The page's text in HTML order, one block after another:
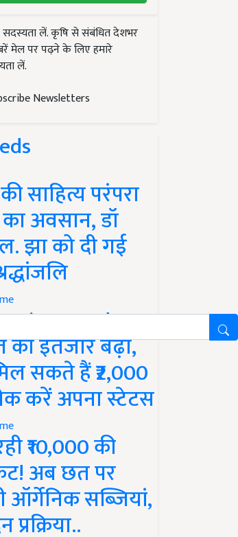
सदस्यता लें. कृषि से संबंधित देशभर
मेल पर पढ़ने के लिए हमारे
लें.
Newsletters
साहित्य परंपरा
अवसान, डॉ
झा को दी गई
Update:
का इंतजार बढ़ा,
सकते हैं ₹2,000
करें अपना स्टेटस
₹10,000 की
अब छत पर
ऑर्गेनिक सब्जियां,